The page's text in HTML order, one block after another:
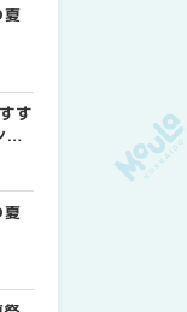
す
日
市手稲区の夏
トまとめ |
市北区の夏祭
まとめ |
市清田区の夏
トまとめ |
市西区の夏祭
まとめ |
市手稲区の夏
トまとめ |
市清田区の夏
トまとめ |